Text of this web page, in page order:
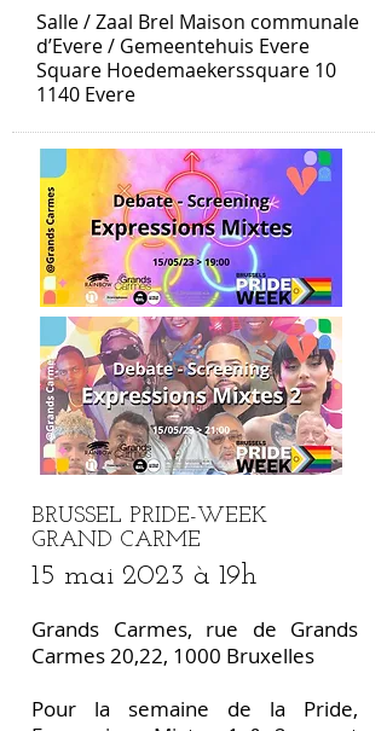
Salle / Zaal Brel Maison communale
d’Evere / Gemeentehuis Evere
Square Hoedemaekerssquare 10
1140 Evere
BRUSSEL PRIDE-WEEK
GRAND CARME
15 mai 2023 à 19h
Grands Carmes, rue de Grands
Carmes 20,22, 1000 Bruxelles
Pour la semaine de la Pride,